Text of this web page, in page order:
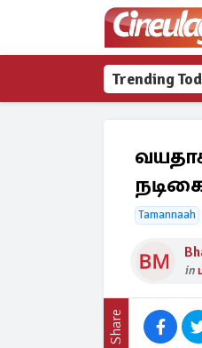
Trending
Tamannaah
in
Share